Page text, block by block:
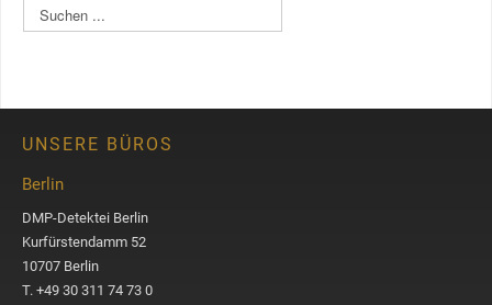
u
UNSERE BÜROS
Berlin
DMP-Detektei Berlin
Kurfürstendamm 52
10707 Berlin
T. +49 30 311 74 73 0